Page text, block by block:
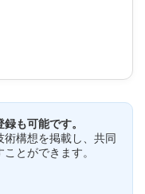
も可能です。
構想を掲載し、共同
とができます。